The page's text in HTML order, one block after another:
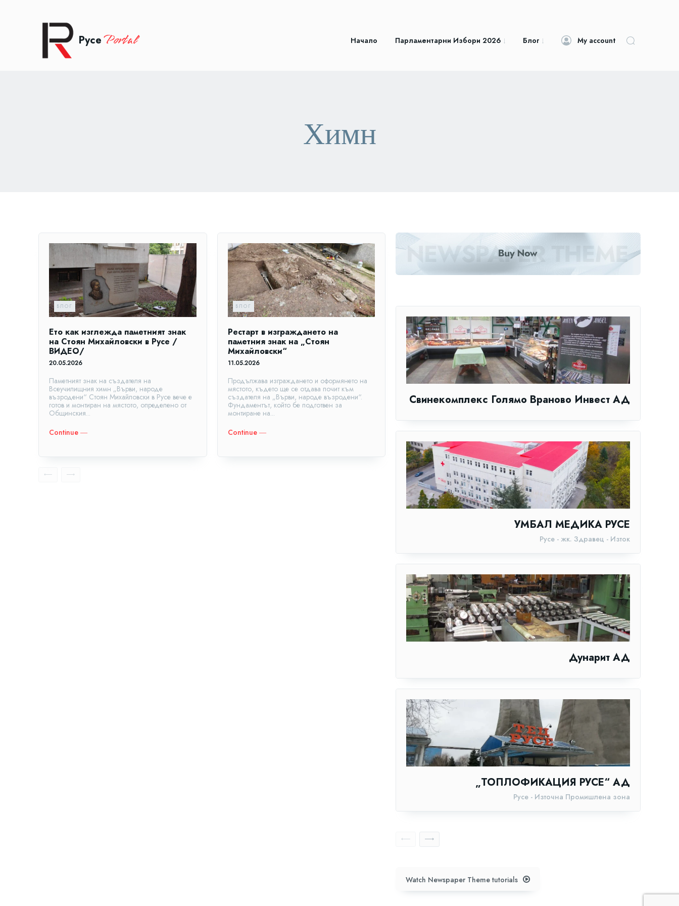
Русе Portal Начало Парламентарни Избори 2026 Блог My account
Химн
БЛОГ
Ето как изглежда паметният знак
на Стоян Михайловски в Русе /
ВИДЕО/
20.05.2026
Паметният знак на създателя на
Всеучилищния химн „Върви, народе
възродени“ Стоян Михайловски в Русе вече е
готов и монтиран на мястото, определено от
Общинския...
Continue ―
БЛОГ
Рестарт в изграждането на
паметния знак на „Стоян
Михайловски“
11.05.2026
Продължава изграждането и оформянето на
мястото, където ще се отдава почит към
създателя на „Върви, народе възродени“.
Фундаментът, който бе подготвен за
монтиране на...
Continue ―
Свинекомплекс Голямо Враново Инвест АД
УМБАЛ МЕДИКА РУСЕ
Русе - жк. Здравец - Изток
Дунарит АД
„ТОПЛОФИКАЦИЯ РУСЕ“ АД
Русе - Източна Промишлена зона
Watch Newspaper Theme tutorials